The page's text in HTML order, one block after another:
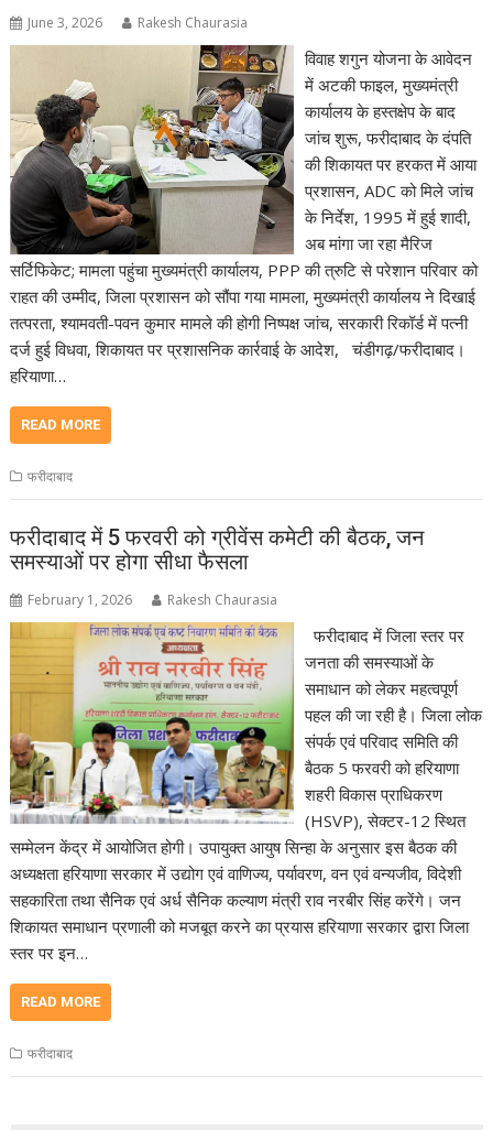
June 3, 2026 Rakesh Chaurasia
विवाह शगुन योजना के आवेदन
में अटकी फाइल, मुख्यमंत्री
कार्यालय के हस्तक्षेप के बाद
जांच शुरू, फरीदाबाद के दंपति
की शिकायत पर हरकत में आया
प्रशासन, ADC को मिले जांच
के निर्देश, 1995 में हुई शादी,
अब मांगा जा रहा मैरिज
सर्टिफिकेट; मामला पहुंचा मुख्यमंत्री कार्यालय, PPP की त्रुटि से परेशान परिवार को
राहत की उम्मीद, जिला प्रशासन को सौंपा गया मामला, मुख्यमंत्री कार्यालय ने दिखाई
तत्परता, श्यामवती-पवन कुमार मामले की होगी निष्पक्ष जांच, सरकारी रिकॉर्ड में पत्नी
दर्ज हुई विधवा, शिकायत पर प्रशासनिक कार्रवाई के आदेश, चंडीगढ़/फरीदाबाद।
हरियाणा…
READ MORE
फरीदाबाद
फरीदाबाद में 5 फरवरी को ग्रीवेंस कमेटी की बैठक, जन
समस्याओं पर होगा सीधा फैसला
February 1, 2026 Rakesh Chaurasia
फरीदाबाद में जिला स्तर पर
जनता की समस्याओं के
समाधान को लेकर महत्वपूर्ण
पहल की जा रही है। जिला लोक
संपर्क एवं परिवाद समिति की
बैठक 5 फरवरी को हरियाणा
शहरी विकास प्राधिकरण
(HSVP), सेक्टर-12 स्थित
सम्मेलन केंद्र में आयोजित होगी। उपायुक्त आयुष सिन्हा के अनुसार इस बैठक की
अध्यक्षता हरियाणा सरकार में उद्योग एवं वाणिज्य, पर्यावरण, वन एवं वन्यजीव, विदेशी
सहकारिता तथा सैनिक एवं अर्ध सैनिक कल्याण मंत्री राव नरबीर सिंह करेंगे। जन
शिकायत समाधान प्रणाली को मजबूत करने का प्रयास हरियाणा सरकार द्वारा जिला
स्तर पर इन…
READ MORE
फरीदाबाद